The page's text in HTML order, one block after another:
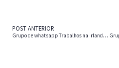
POST ANTERIOR
Grupo de whatsapp Trabalhos na Irlanda 1